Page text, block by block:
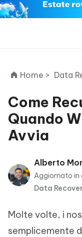
ReiBoot
for iOS
PDNob
PDF
Editor
iAnyGo
Home > Data
Come
Quando
Avvia
Alberto
Aggiornato
Data
Molte volte, i
semplicemente